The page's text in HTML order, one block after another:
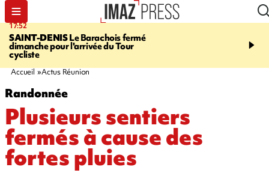
17:52
SAINT-DENISLe Barachois fermé
dimanche pour l'arrivée du Tour
cycliste
20:35
assure que le
Accueil Actus Réunion
Randonnée
Plusieurs sentiers
fermés à cause des
fortes pluies